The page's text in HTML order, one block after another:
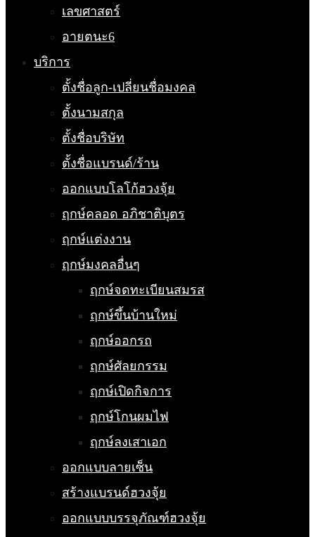
เลขศาสตร์
อายตนะ6
บริการ
ตั้งชื่อลูก-เปลี่ยนชื่อมงคล
ตั้งนามสกุล
ตั้งชื่อบริษัท
ตั้งชื่อแบรนด์/ร้าน
ออกแบบโลโก้ฮวงจุ้ย
ฤกษ์คลอด อภิชาติบุตร
ฤกษ์แต่งงาน
ฤกษ์มงคลอื่นๆ
ฤกษ์จดทะเบียนสมรส
ฤกษ์ขึ้นบ้านใหม่
ฤกษ์ออกรถ
ฤกษ์ศัลยกรรม
ฤกษ์เปิดกิจการ
ฤกษ์โกนผมไฟ
ฤกษ์ลงเสาเอก
ออกแบบลายเซ็น
สร้างแบรนด์ฮวงจุ้ย
ออกแบบบรรจุภัณฑ์ฮวงจุ้ย